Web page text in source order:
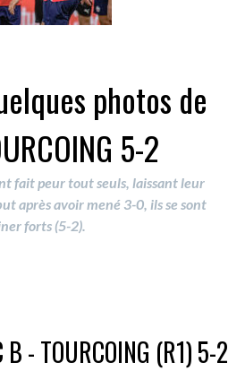
photos de
5-2
fait peur tout seuls, laissant leur
après avoir mené 3-0, ils se sont
forts (5-2).
- TOURCOING (R1) 5-2